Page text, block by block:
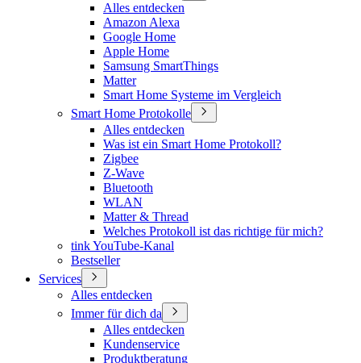
Alles entdecken
Amazon Alexa
Google Home
Apple Home
Samsung SmartThings
Matter
Smart Home Systeme im Vergleich
Smart Home Protokolle
Alles entdecken
Was ist ein Smart Home Protokoll?
Zigbee
Z-Wave
Bluetooth
WLAN
Matter & Thread
Welches Protokoll ist das richtige für mich?
tink YouTube-Kanal
Bestseller
Services
Alles entdecken
Immer für dich da
Alles entdecken
Kundenservice
Produktberatung